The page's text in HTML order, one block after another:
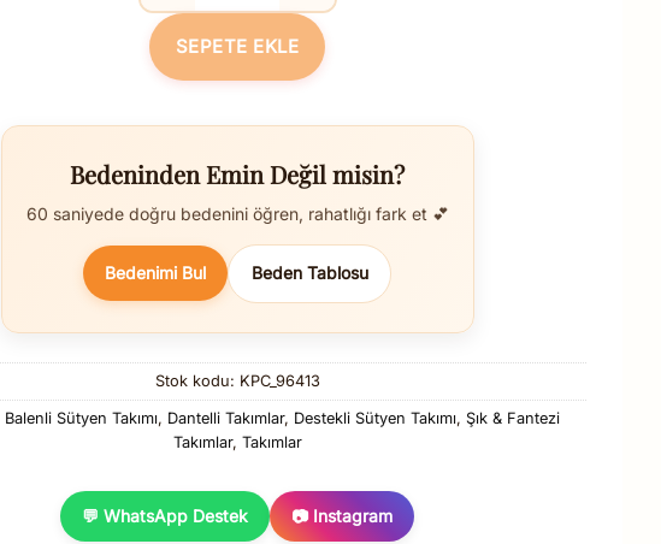
SEPETE EKLE
Bedeninden Emin Değil misin?
60 saniyede doğru bedenini öğren, rahatlığı fark et 💕
Bedenimi Bul Beden Tablosu
Stok kodu: KPC_96413
Balenli Sütyen Takımı, Dantelli Takımlar, Destekli Sütyen Takımı, Şık & Fantezi
Takımlar, Takımlar
💬 WhatsApp Destek 📷 Instagram